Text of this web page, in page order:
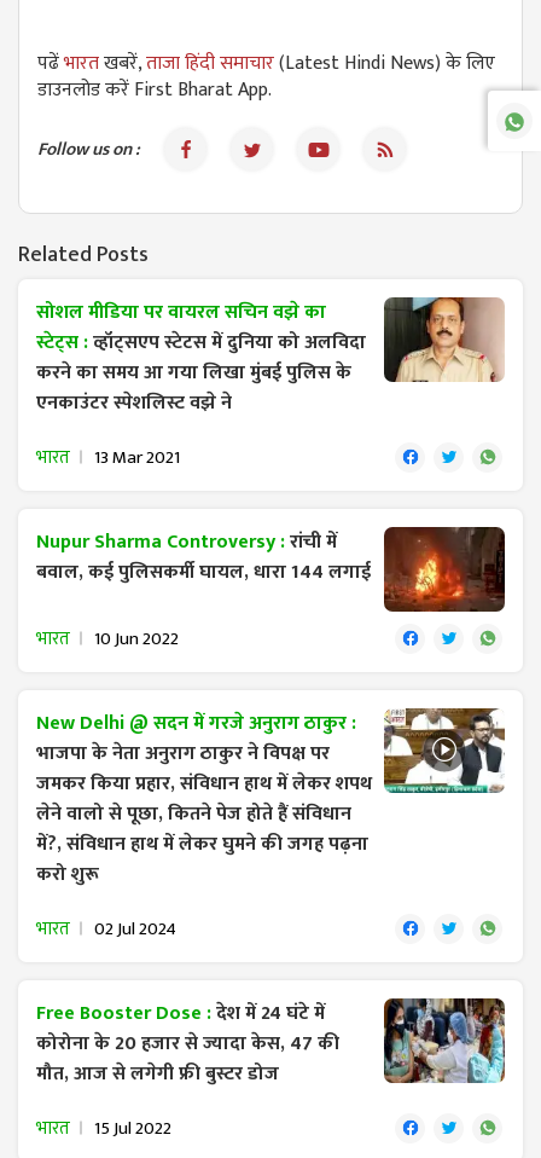
पढेंभारतखबरें,ताजा हिंदी समाचार(Latest Hindi News) के लिए
डाउनलोड करें First Bharat App.
Follow us on :
Related Posts
सोशल मीडिया पर वायरल सचिन वझे का
स्टेट्स :व्हॉट्सएप स्टेटस में दुनिया को अलविदा
करने का समय आ गया लिखा मुंबई पुलिस के
एनकाउंटर स्पेशलिस्ट वझे ने
भारत 13 Mar 2021
Nupur Sharma Controversy :रांची में
बवाल, कई पुलिसकर्मी घायल, धारा 144 लगाई
भारत 10 Jun 2022
New Delhi @ सदन में गरजे अनुराग ठाकुर :
भाजपा के नेता अनुराग ठाकुर ने विपक्ष पर
जमकर किया प्रहार, संविधान हाथ में लेकर शपथ
लेने वालो से पूछा, कितने पेज होते हैं संविधान
में?, संविधान हाथ में लेकर घुमने की जगह पढ़ना
करो शुरू
भारत 02 Jul 2024
Free Booster Dose :देश में 24 घंटे में
कोरोना के 20 हजार से ज्यादा केस, 47 की
मौत, आज से लगेगी फ्री बुस्टर डोज
भारत 15 Jul 2022